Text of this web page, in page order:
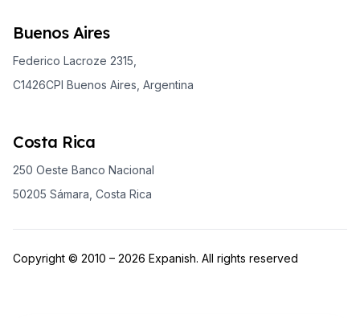
Buenos Aires
Federico Lacroze 2315,
C1426CPI Buenos Aires, Argentina
Costa Rica
250 Oeste Banco Nacional
50205 Sámara, Costa Rica
Copyright © 2010 – 2026 Expanish. All rights reserved